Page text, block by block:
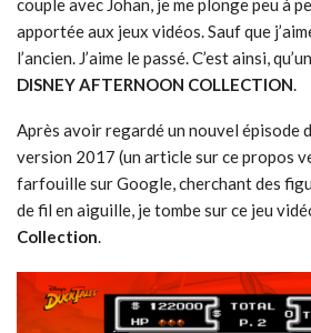
couple avec Johan, je me plonge peu à
apportée aux jeux vidéos. Sauf que
l’ancien. J’aime le passé. C’est ainsi,
DISNEY AFTERNOON COLLECTION.
Après avoir regardé un nouvel épisode
version 2017 (un article sur ce propos
farfouille sur Google, cherchant des
de fil en aiguille, je tombe sur ce jeu
Collection.